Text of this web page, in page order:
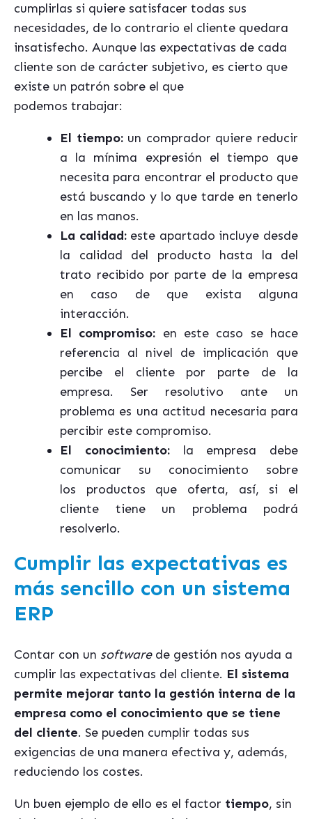
cumplirlas si quiere satisfacer todas sus
necesidades, de lo contrario el cliente quedara
insatisfecho. Aunque las expectativas de cada
cliente son de carácter subjetivo, es cierto que
existe un patrón sobre el que
podemos trabajar:
El tiempo: un comprador quiere reducir
a la mínima expresión el tiempo que
necesita para encontrar el producto que
está buscando y lo que tarde en tenerlo
en las manos.
La calidad: este apartado incluye desde
la calidad del producto hasta la del
trato recibido por parte de la empresa
en caso de que exista alguna
interacción.
El compromiso: en este caso se hace
referencia al nivel de implicación que
percibe el cliente por parte de la
empresa. Ser resolutivo ante un
problema es una actitud necesaria para
percibir este compromiso.
El conocimiento: la empresa debe
comunicar su conocimiento sobre
los productos que oferta, así, si el
cliente tiene un problema podrá
resolverlo.
Cumplir las expectativas es
más sencillo con un sistema
ERP
Contar con un softwarede gestión nos ayuda a
cumplir las expectativas del cliente. El sistema
permite mejorar tanto la gestión interna de la
empresa como el conocimiento que se tiene
del cliente. Se pueden cumplir todas sus
exigencias de una manera efectiva y, además,
reduciendo los costes.
Un buen ejemplo de ello es el factor tiempo, sin